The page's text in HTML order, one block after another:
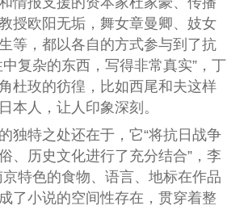
授欧阳无垢，舞女章曼卿、妓女
等，都以各自的方式参与到了抗
复杂的东西，写得非常真实”， 丁
杜玫的彷徨，比如西尾和夫这样
本人，让人印象深刻。
独特之处还在于，它“将抗日战争
、历史文化进行了充分结合”， 李
京特色的食物、语言、地标在作品
了小说的空间性存在，贯穿着整